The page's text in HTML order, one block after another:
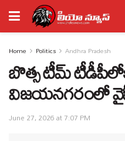
Home Politics Andhra Pradesh
బొత్స టీమ్‌
విజయనగరంలో
June 27, 2026 at 7:07 PM